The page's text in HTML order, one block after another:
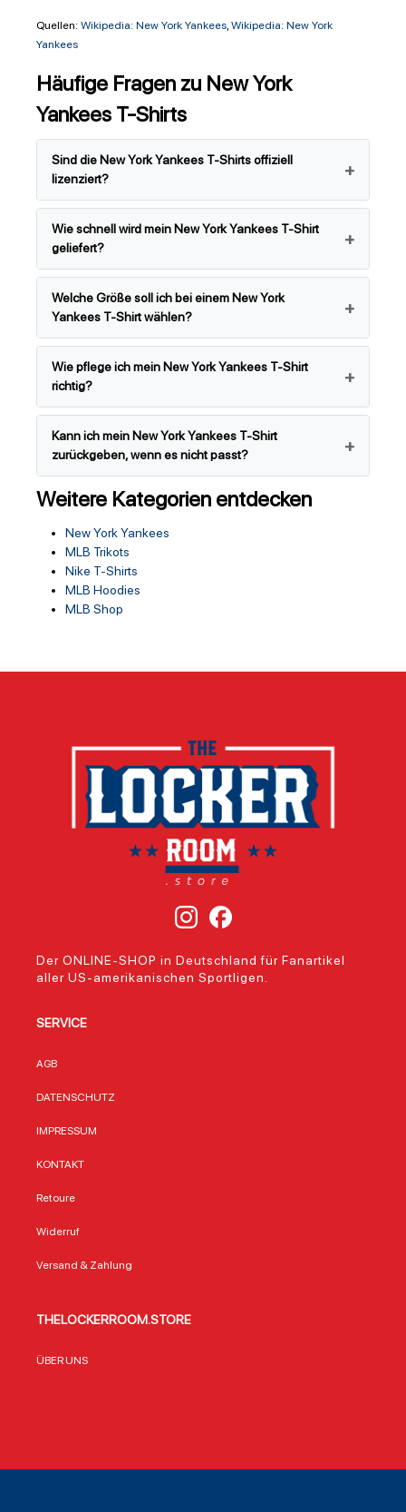
Quellen: Wikipedia: New York Yankees, Wikipedia: New York
Yankees
Häufige Fragen zu New York
Yankees T-Shirts
Sind die New York Yankees T-Shirts offiziell
lizenziert?
Wie schnell wird mein New York Yankees T-Shirt
geliefert?
Welche Größe soll ich bei einem New York
Yankees T-Shirt wählen?
Wie pflege ich mein New York Yankees T-Shirt
richtig?
Kann ich mein New York Yankees T-Shirt
zurückgeben, wenn es nicht passt?
Weitere Kategorien entdecken
New York Yankees
MLB Trikots
Nike T-Shirts
MLB Hoodies
MLB Shop
Der ONLINE-SHOP in Deutschland für Fanartikel
aller US-amerikanischen Sportligen.
SERVICE
AGB
DATENSCHUTZ
IMPRESSUM
KONTAKT
Retoure
Widerruf
Versand & Zahlung
THELOCKERROOM.STORE
ÜBER UNS